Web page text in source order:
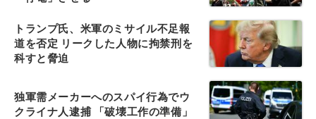
トランプ氏、米軍のミサイル不足報
道を否定 リークした人物に拘禁刑を
科すと脅迫
独軍需メーカーへのスパイ行為でウ
クライナ人逮捕 「破壊工作の準備」